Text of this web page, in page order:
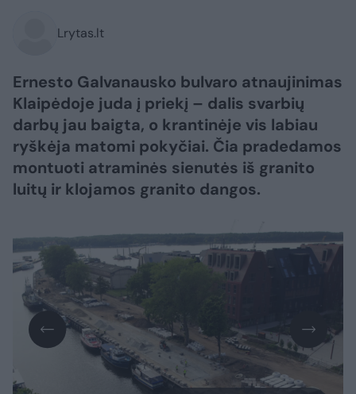
Lrytas.lt
Ernesto Galvanausko bulvaro atnaujinimas
Klaipėdoje juda į priekį – dalis svarbių
darbų jau baigta, o krantinėje vis labiau
ryškėja matomi pokyčiai. Čia pradedamos
montuoti atraminės sienutės iš granito
luitų ir klojamos granito dangos.